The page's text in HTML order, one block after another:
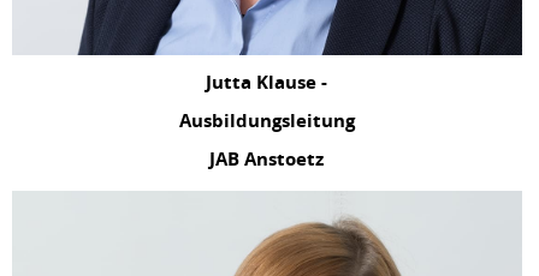
Jutta Klause -
Ausbildungsleitung
JAB Anstoetz